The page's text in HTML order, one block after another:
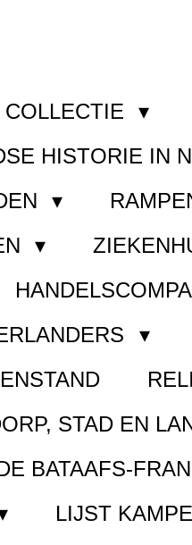
HISTORIE IN
STAD EN
BATAAFS-
LIJST